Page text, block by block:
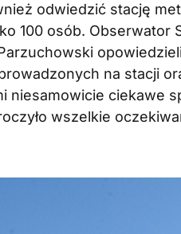
odwiedzić stację
100 osób.
na stacji
niesamowicie ciekawe
wszelkie